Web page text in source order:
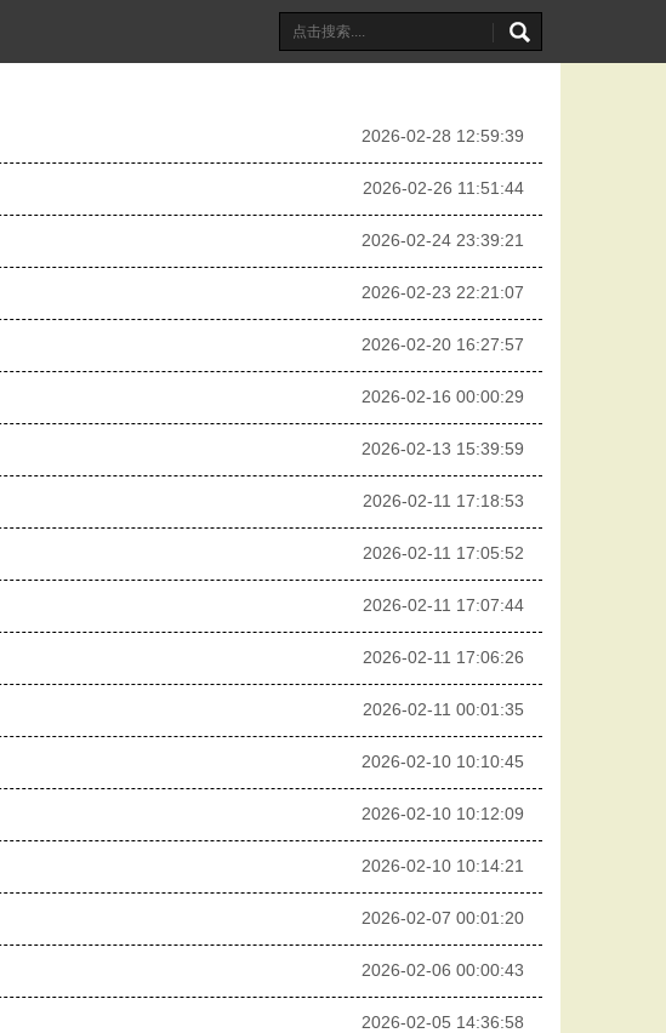
2026-02-28 12:59:39
2026-02-26 11:51:44
2026-02-24 23:39:21
2026-02-23 22:21:07
2026-02-20 16:27:57
2026-02-16 00:00:29
2026-02-13 15:39:59
2026-02-11 17:18:53
2026-02-11 17:05:52
2026-02-11 17:07:44
2026-02-11 17:06:26
2026-02-11 00:01:35
2026-02-10 10:10:45
2026-02-10 10:12:09
2026-02-10 10:14:21
2026-02-07 00:01:20
2026-02-06 00:00:43
2026-02-05 14:36:58